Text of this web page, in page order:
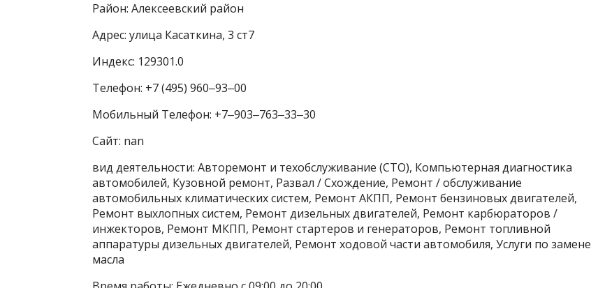
Район: Алексеевский район
Адрес: улица Касаткина, 3 ст7
Индекс: 129301.0
Телефон: +7 (495) 960‒93‒00
Мобильный Телефон: +7‒903‒763‒33‒30
Сайт: nan
вид деятельности: Авторемонт и техобслуживание (СТО), Компьютерная диагностика
автомобилей, Кузовной ремонт, Развал / Схождение, Ремонт / обслуживание
автомобильных климатических систем, Ремонт АКПП, Ремонт бензиновых двигателей,
Ремонт выхлопных систем, Ремонт дизельных двигателей, Ремонт карбюраторов /
инжекторов, Ремонт МКПП, Ремонт стартеров и генераторов, Ремонт топливной
аппаратуры дизельных двигателей, Ремонт ходовой части автомобиля, Услуги по замене
масла